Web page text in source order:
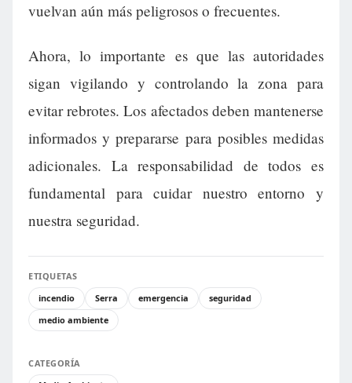
vuelvan aún más peligrosos o frecuentes.
Ahora, lo importante es que las autoridades
sigan vigilando y controlando la zona para
evitar rebrotes. Los afectados deben mantenerse
informados y prepararse para posibles medidas
adicionales. La responsabilidad de todos es
fundamental para cuidar nuestro entorno y
nuestra seguridad.
ETIQUETAS
incendio
Serra emergencia
seguridad
medio ambiente
CATEGORÍA